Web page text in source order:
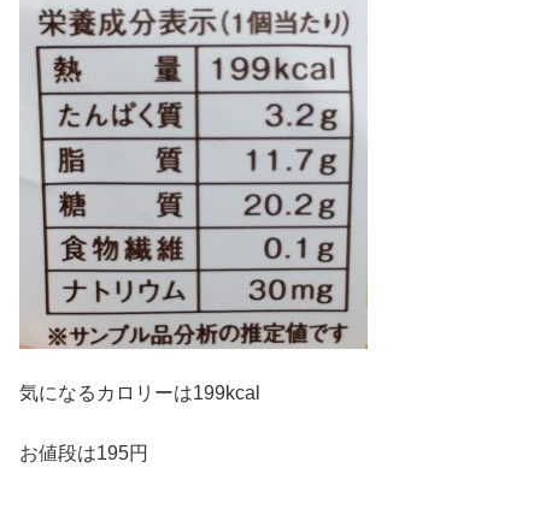
気になるカロリーは199kcal
お値段は195円